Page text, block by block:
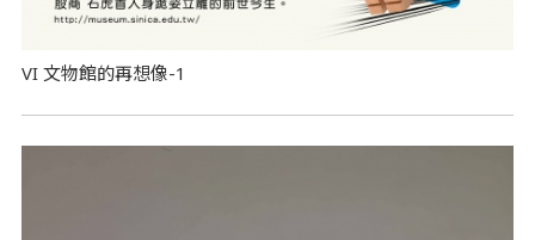
VI 文物館的再想像-1